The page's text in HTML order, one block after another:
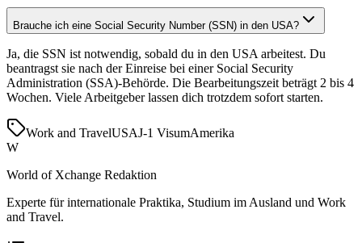
Brauche ich eine Social Security Number (SSN) in den USA?
Ja, die SSN ist notwendig, sobald du in den USA arbeitest. Du
beantragst sie nach der Einreise bei einer Social Security
Administration (SSA)-Behörde. Die Bearbeitungszeit beträgt 2 bis 4
Wochen. Viele Arbeitgeber lassen dich trotzdem sofort starten.
Work and TravelUSAJ-1 VisumAmerika
W
World of Xchange Redaktion
Experte für internationale Praktika, Studium im Ausland und Work
and Travel.